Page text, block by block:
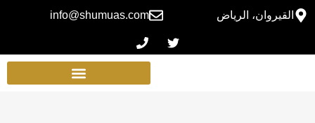
القيروان، الرياض info@shumuas.com